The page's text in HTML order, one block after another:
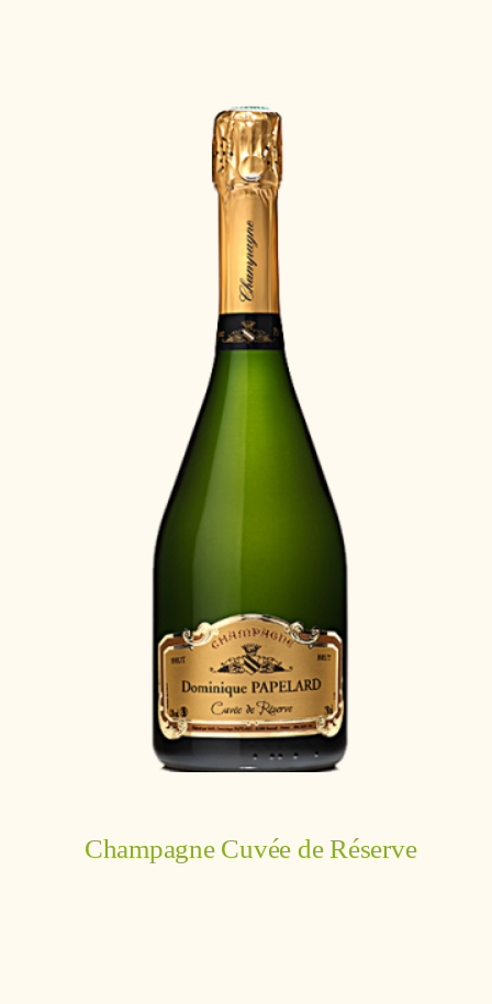
Champagne Cuvée de Réserve